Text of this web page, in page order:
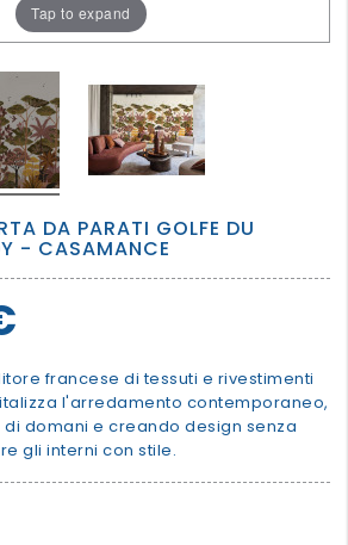
Tap to expand
DA PARATI GOLFE DU
- CASAMANCE
francese di tessuti e rivestimenti
l'arredamento contemporaneo,
domani e creando design senza
gli interni con stile.